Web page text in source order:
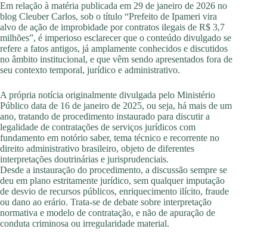
Em relação à matéria publicada em 29 de janeiro de 2026 no
blog Cleuber Carlos, sob o título “Prefeito de Ipameri vira
alvo de ação de improbidade por contratos ilegais de R$ 3,7
milhões”, é imperioso esclarecer que o conteúdo divulgado se
refere a fatos antigos, já amplamente conhecidos e discutidos
no âmbito institucional, e que vêm sendo apresentados fora de
seu contexto temporal, jurídico e administrativo.
A própria notícia originalmente divulgada pelo Ministério
Público data de 16 de janeiro de 2025, ou seja, há mais de um
ano, tratando de procedimento instaurado para discutir a
legalidade de contratações de serviços jurídicos com
fundamento em notório saber, tema técnico e recorrente no
direito administrativo brasileiro, objeto de diferentes
interpretações doutrinárias e jurisprudenciais.
Desde a instauração do procedimento, a discussão sempre se
deu em plano estritamente jurídico, sem qualquer imputação
de desvio de recursos públicos, enriquecimento ilícito, fraude
ou dano ao erário. Trata-se de debate sobre interpretação
normativa e modelo de contratação, e não de apuração de
conduta criminosa ou irregularidade material.